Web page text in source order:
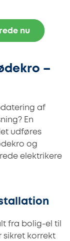
nu
–
af
En
udføres
og
elektrikere
fra bolig-el til
sikret korrekt